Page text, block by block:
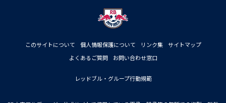
このサイトについて 個人情報保護について リンク集
サイトマップ
よくあるご質問
お問い合わせ窓口
レッドブル・グループ行動規範